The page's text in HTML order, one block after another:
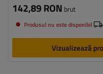
142,89 RON brut
Produsul nu este disponibil
Vizualizează